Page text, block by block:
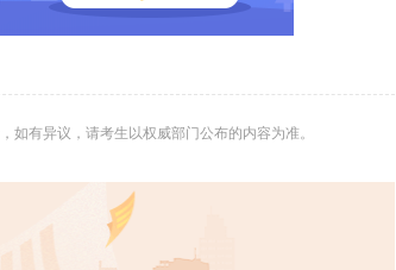
有异议，请考生以权威部门公布的内容为准。